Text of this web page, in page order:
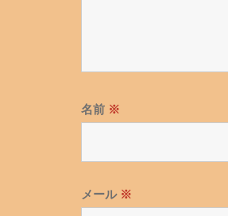
名前 ※
メール ※